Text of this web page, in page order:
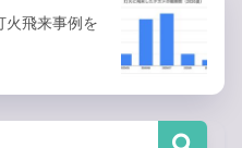
火飛来事例を